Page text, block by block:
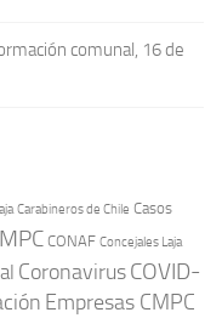
comunal, 16 de
Carabineros de Chile Casos
CONAF Concejales Laja
CoronavirusCOVID-
Empresas CMPC